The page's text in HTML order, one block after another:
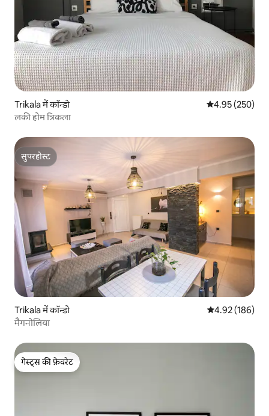
Trikala में कॉन्डो औसत रेटिंग 5 में से
4.95 (250)
लकी होम त्रिकला
सुपरहोस्ट
सुपरहोस्ट
Trikala में कॉन्डो औसत रेटिंग 5 में से
4.92 (186)
मैगनोलिया
गेस्ट्स की फ़ेवरेट
गेस्ट्स की फ़ेवरेट